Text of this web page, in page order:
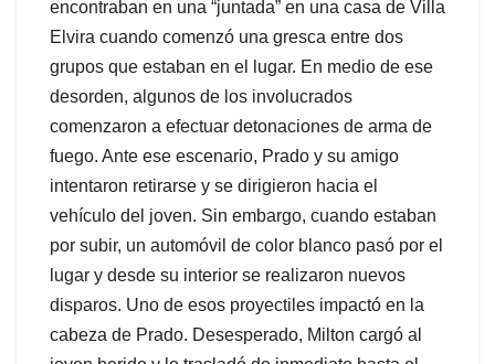
encontraban en una “juntada” en una casa de Villa
Elvira cuando comenzó una gresca entre dos
grupos que estaban en el lugar. En medio de ese
desorden, algunos de los involucrados
comenzaron a efectuar detonaciones de arma de
fuego. Ante ese escenario, Prado y su amigo
intentaron retirarse y se dirigieron hacia el
vehículo del joven. Sin embargo, cuando estaban
por subir, un automóvil de color blanco pasó por el
lugar y desde su interior se realizaron nuevos
disparos. Uno de esos proyectiles impactó en la
cabeza de Prado. Desesperado, Milton cargó al